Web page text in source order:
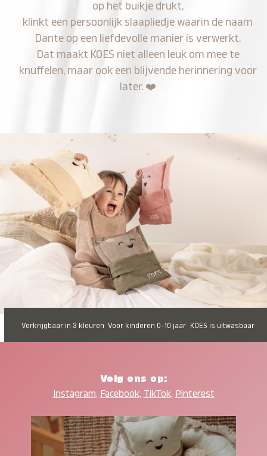
op het buikje drukt,
klinkt een persoonlijk slaapliedje waarin de naam
Dante op een liefdevolle manier is verwerkt.
Dat maakt KOES niet alleen leuk om mee te
knuffelen, maar ook een blijvende herinnering voor
later. ❤️
Verkrijgbaar in 3 kleuren Voor kinderen 0-10 jaar KOES is uitwasbaar
Volg ons op:
Instagram, Facebook, TikTok, Pinterest